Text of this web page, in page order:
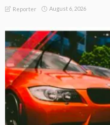
Reporter August 6, 2026